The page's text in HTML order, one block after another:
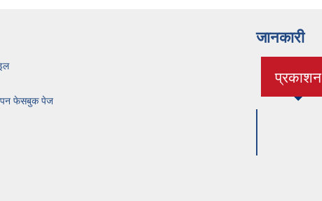
फेसबुक पेज
जानकारी
प्रकाशन
(active
tab)